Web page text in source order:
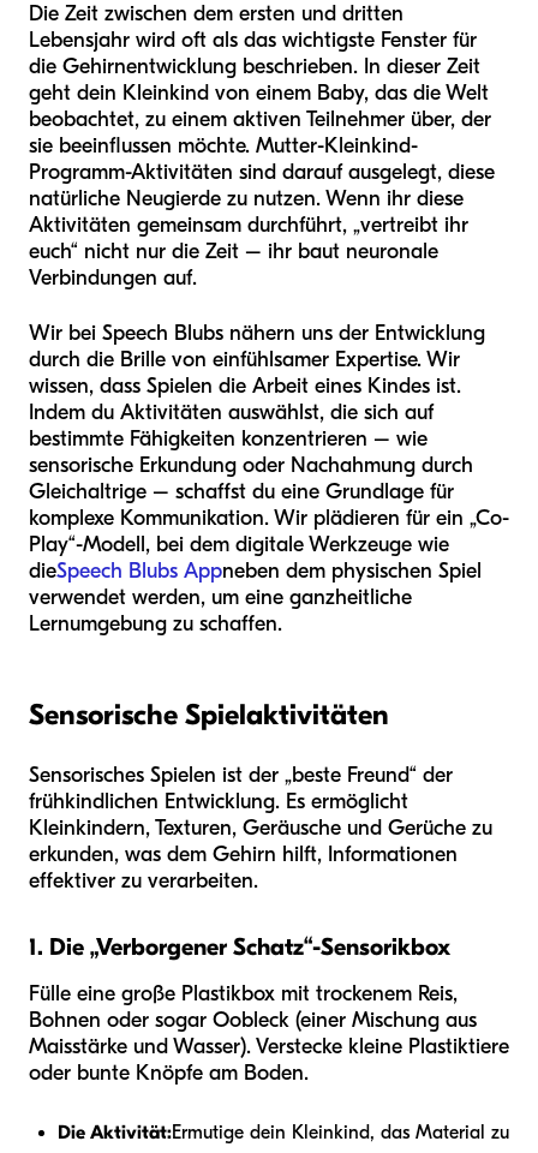
Die Zeit zwischen dem ersten und dritten
Lebensjahr wird oft als das wichtigste Fenster für
die Gehirnentwicklung beschrieben. In dieser Zeit
geht dein Kleinkind von einem Baby, das die Welt
beobachtet, zu einem aktiven Teilnehmer über, der
sie beeinflussen möchte. Mutter-Kleinkind-
Programm-Aktivitäten sind darauf ausgelegt, diese
natürliche Neugierde zu nutzen. Wenn ihr diese
Aktivitäten gemeinsam durchführt, „vertreibt ihr
euch“ nicht nur die Zeit – ihr baut neuronale
Verbindungen auf.
Wir bei Speech Blubs nähern uns der Entwicklung
durch die Brille von einfühlsamer Expertise. Wir
wissen, dass Spielen die Arbeit eines Kindes ist.
Indem du Aktivitäten auswählst, die sich auf
bestimmte Fähigkeiten konzentrieren – wie
sensorische Erkundung oder Nachahmung durch
Gleichaltrige – schaffst du eine Grundlage für
komplexe Kommunikation. Wir plädieren für ein „Co-
Play“-Modell, bei dem digitale Werkzeuge wie
dieSpeech Blubs Appneben dem physischen Spiel
verwendet werden, um eine ganzheitliche
Lernumgebung zu schaffen.
Sensorische Spielaktivitäten
Sensorisches Spielen ist der „beste Freund“ der
frühkindlichen Entwicklung. Es ermöglicht
Kleinkindern, Texturen, Geräusche und Gerüche zu
erkunden, was dem Gehirn hilft, Informationen
effektiver zu verarbeiten.
1. Die „Verborgener Schatz“-Sensorikbox
Fülle eine große Plastikbox mit trockenem Reis,
Bohnen oder sogar Oobleck (einer Mischung aus
Maisstärke und Wasser). Verstecke kleine Plastiktiere
oder bunte Knöpfe am Boden.
Die Aktivität:Ermutige dein Kleinkind, das Material zu